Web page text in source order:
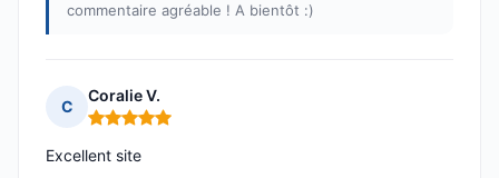
commentaire agréable ! A bientôt :)
C
Coralie V.
Note : 5 sur 5
Excellent site